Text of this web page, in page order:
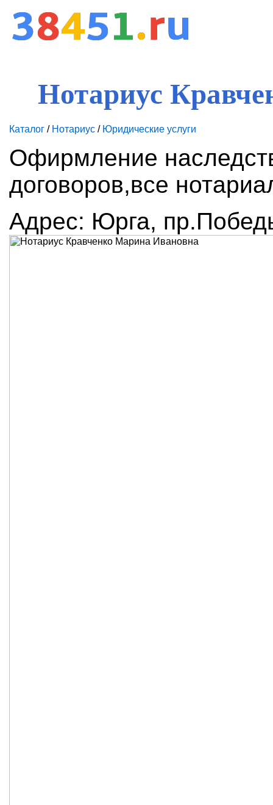
Нотариус
Каталог / Нотариус / Юридические услуги
Офирмление
договоров,все
Адрес: Юрга,